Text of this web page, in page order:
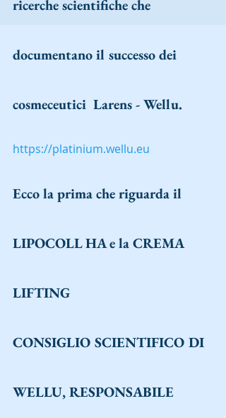
ricerche scientifiche che
documentano il successo dei
cosmeceutici  Larens - Wellu.
https://platinium.wellu.eu
Ecco la prima che riguarda il
LIPOCOLL HA e la CREMA
LIFTING
CONSIGLIO SCIENTIFICO DI
WELLU, RESPONSABILE